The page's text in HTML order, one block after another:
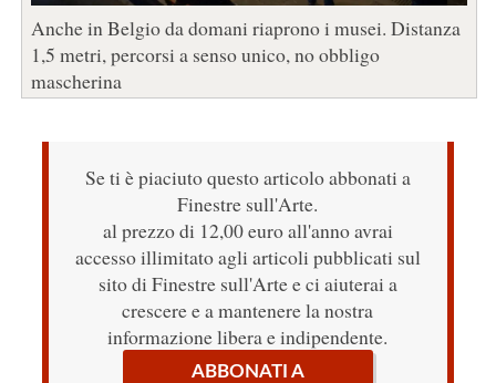
Anche in Belgio da domani riaprono i musei. Distanza
1,5 metri, percorsi a senso unico, no obbligo
mascherina
Se ti è piaciuto questo articolo abbonati a
Finestre sull'Arte.
al prezzo di 12,00 euro all'anno avrai
accesso illimitato agli articoli pubblicati sul
sito di Finestre sull'Arte e ci aiuterai a
crescere e a mantenere la nostra
informazione libera e indipendente.
ABBONATI A